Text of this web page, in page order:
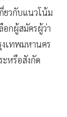
ยวกับแนวโน้ม
กผู้สมัครผู้ว่า
เทพมหานคร
ะหรือสังกัด